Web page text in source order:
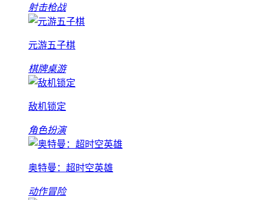
射击枪战
元游五子棋
棋牌桌游
敌机锁定
角色扮演
奥特曼：超时空英雄
动作冒险